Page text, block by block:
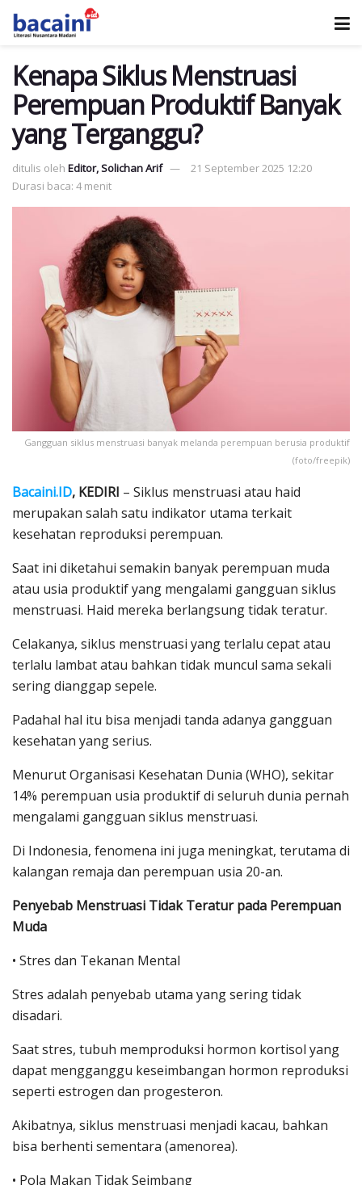
Kenapa Siklus Menstruasi
Perempuan Produktif Banyak
yang Terganggu?
ditulis oleh Editor, Solichan Arif
21 September 2025 12:20
Durasi baca: 4 menit
Gangguan siklus menstruasi banyak melanda perempuan berusia produktif
(foto/freepik)
Bacaini.ID, KEDIRI – Siklus menstruasi atau haid
merupakan salah satu indikator utama terkait
kesehatan reproduksi perempuan.
Saat ini diketahui semakin banyak perempuan muda
atau usia produktif yang mengalami gangguan siklus
menstruasi. Haid mereka berlangsung tidak teratur.
Celakanya, siklus menstruasi yang terlalu cepat atau
terlalu lambat atau bahkan tidak muncul sama sekali
sering dianggap sepele.
Padahal hal itu bisa menjadi tanda adanya gangguan
kesehatan yang serius.
Menurut Organisasi Kesehatan Dunia (WHO), sekitar
14% perempuan usia produktif di seluruh dunia pernah
mengalami gangguan siklus menstruasi.
Di Indonesia, fenomena ini juga meningkat, terutama di
kalangan remaja dan perempuan usia 20-an.
Penyebab Menstruasi Tidak Teratur pada Perempuan
Muda
• Stres dan Tekanan Mental
Stres adalah penyebab utama yang sering tidak
disadari.
Saat stres, tubuh memproduksi hormon kortisol yang
dapat mengganggu keseimbangan hormon reproduksi
seperti estrogen dan progesteron.
Akibatnya, siklus menstruasi menjadi kacau, bahkan
bisa berhenti sementara (amenorea).
• Pola Makan Tidak Seimbang